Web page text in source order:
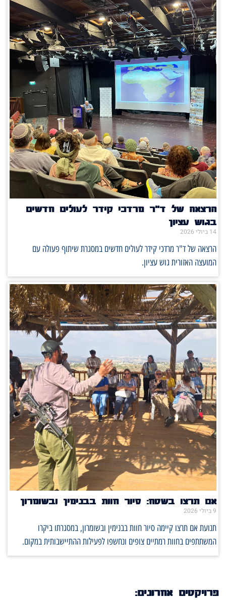
הרצאה של ד"ר מרדכי קידר לעולים חדשים
בגוש עציון
14 ביולי 2026
הרצאה של ד"ר מרדכי קידר לעולים חדשים במסגרת שיתוף פעולה עם
המועצה האזורית גוש עציון.
אם תרצו בשטח: סיור חוות בבנימין ובשומרון
9 ביולי 2026
תנועת אם תרצו קיימה סיור חוות בבנימין ובשומרון, במסגרתו ביקרו
המשתתפים בחוות רמתיים צופים ונחשפו לפעילות ההתיישבותית במקום.
פרויקטים אחרונים: